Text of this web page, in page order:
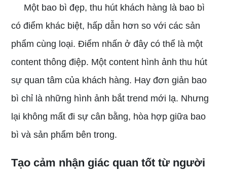
Một bao bì đẹp, thu hút khách hàng là bao bì
có điểm khác biệt, hấp dẫn hơn so với các sản
phẩm cùng loại. Điểm nhấn ở đây có thể là một
content thông điệp. Một content hình ảnh thu hút
sự quan tâm của khách hàng. Hay đơn giản bao
bì chỉ là những hình ảnh bắt trend mới lạ. Nhưng
lại không mất đi sự cân bằng, hòa hợp giữa bao
bì và sản phẩm bên trong.
Tạo cảm nhận giác quan tốt từ người